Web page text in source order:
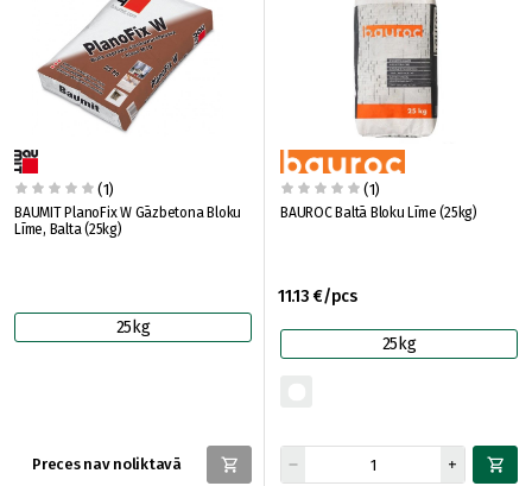
(1)
BAUMIT PlanoFix W Gāzbetona Bloku
Līme, Balta (25kg)
25kg
Preces nav noliktavā
(1)
BAUROC Baltā Bloku Līme (25kg)
11.13 €/pcs
25kg